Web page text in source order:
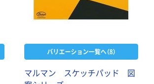
バリエーション一覧へ（8）
マルマン スケッチパッド 図